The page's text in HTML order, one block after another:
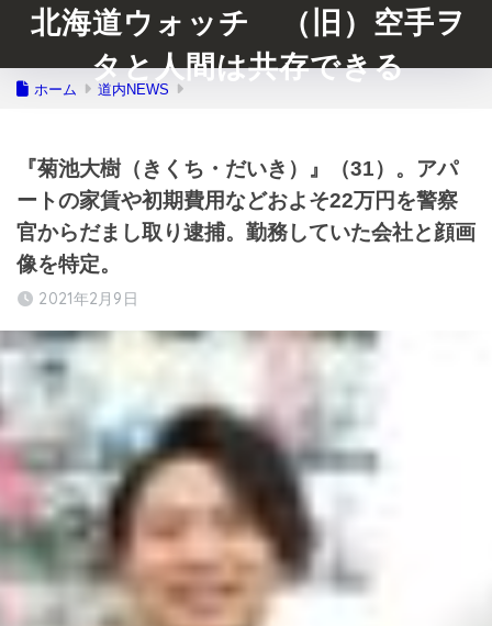
北海道ウォッチ （旧）空手ヲ
タと人間は共存できる
ホーム 道内NEWS
『菊池大樹（きくち・だいき）』（31）。アパ
ートの家賃や初期費用などおよそ22万円を警察
官からだまし取り逮捕。勤務していた会社と顔画
像を特定。
2021年2月9日